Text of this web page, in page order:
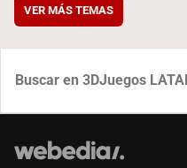
VER MÁS TEMAS